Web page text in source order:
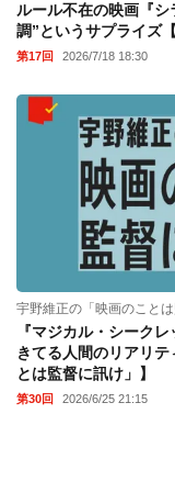
ルール不在の映画『
調”というサプライズ
第17回 2026/7/18 18:30
宇野維正の「映画のことは
『マジカル・シーク
きてる人間のリアリ
とは監督に訊け」】
第30回 2026/6/25 21:15